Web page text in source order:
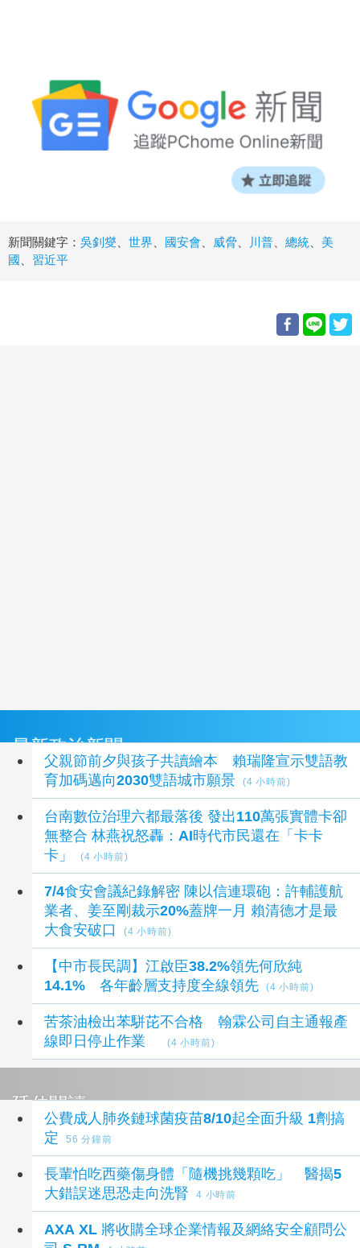
新聞關鍵字： 吳釗燮 世界 國安會 威脅 川普 總統
美
國
習近平
最新政治新聞
父親節前夕與孩子共讀繪本 賴瑞隆宣示雙語教
育加碼邁向2030雙語城市願景
(4 小時前)
台南數位治理六都最落後 發出110萬張實體卡卻
無整合 林燕祝怒轟：AI時代市民還在「卡卡
卡」
(4 小時前)
7/4食安會議紀錄解密 陳以信連環砲：許輔護航
業者、姜至剛裁示20%蓋牌一月 賴清德才是最
大食安破口
(4 小時前)
【中市長民調】江啟臣38.2%領先何欣純
14.1% 各年齡層支持度全線領先
(4 小時前)
苦茶油檢出苯駢芘不合格 翰霖公司自主通報產
線即日停止作業
(4 小時前)
延伸閱讀
公費成人肺炎鏈球菌疫苗8/10起全面升級 1劑搞
定
56 分鐘前
長輩怕吃西藥傷身體「隨機挑幾顆吃」 醫揭5
大錯誤迷思恐走向洗腎
4 小時前
AXA XL 將收購全球企業情報及網絡安全顧問公